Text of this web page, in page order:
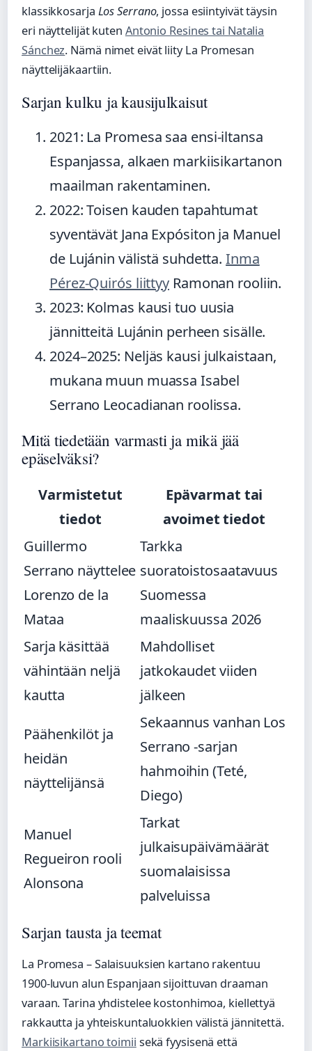
klassikkosarja Los Serrano, jossa esiintyivät täysin
eri näyttelijät kuten Antonio Resines tai Natalia
Sánchez. Nämä nimet eivät liity La Promesan
näyttelijäkaartiin.
Sarjan kulku ja kausijulkaisut
2021: La Promesa saa ensi-iltansa
Espanjassa, alkaen markiisikartanon
maailman rakentaminen.
2022: Toisen kauden tapahtumat
syventävät Jana Expósiton ja Manuel
de Lujánin välistä suhdetta.Inma
Pérez-Quirós liittyy Ramonan rooliin.
2023: Kolmas kausi tuo uusia
jännitteitä Lujánin perheen sisälle.
2024–2025: Neljäs kausi julkaistaan,
mukana muun muassa Isabel
Serrano Leocadianan roolissa.
Mitä tiedetään varmasti ja mikä jää
epäselväksi?
Varmistetut
tiedot
Epävarmat tai
avoimet tiedot
Guillermo
Serrano näyttelee
Lorenzo de la
Mataa
Tarkka
suoratoistosaatavuus
Suomessa
maaliskuussa 2026
Sarja käsittää
vähintään neljä
kautta
Mahdolliset
jatkokaudet viiden
jälkeen
Päähenkilöt ja
heidän
näyttelijänsä
Sekaannus vanhan Los
Serrano -sarjan
hahmoihin (Teté,
Diego)
Manuel
Regueiron rooli
Alonsona
Tarkat
julkaisupäivämäärät
suomalaisissa
palveluissa
Sarjan tausta ja teemat
La Promesa – Salaisuuksien kartano rakentuu
1900-luvun alun Espanjaan sijoittuvan draaman
varaan. Tarina yhdistelee kostonhimoa, kiellettyä
rakkautta ja yhteiskuntaluokkien välistä jännitettä.
Markiisikartano toimii sekä fyysisenä että